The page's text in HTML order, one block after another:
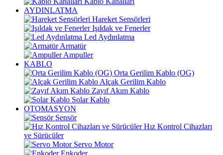
AYDINLATMA
Hareket Sensörleri
Işıldak ve Fenerler
Led Aydınlatma
Armatür
Ampuller
KABLO
Orta Gerilim Kablo (OG)
Alçak Gerilim Kablo
Zayıf Akım Kablo
Solar Kablo
OTOMASYON
Sensör
Hız Kontrol Cihazları
ve Sürücüler
Servo Motor
Enkoder